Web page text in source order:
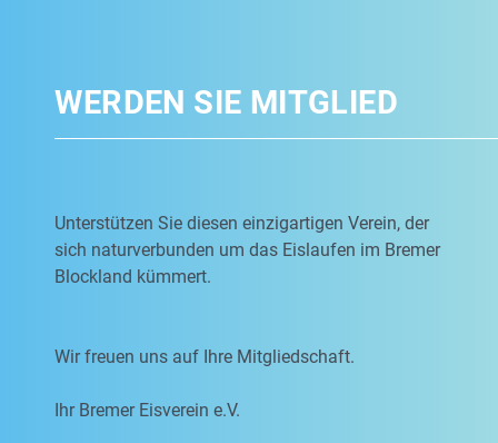
WERDEN SIE MITGLIED
Unterstützen Sie diesen einzigartigen Verein, der
sich naturverbunden um das Eislaufen im Bremer
Blockland kümmert.
Wir freuen uns auf Ihre Mitgliedschaft.
Ihr Bremer Eisverein e.V.